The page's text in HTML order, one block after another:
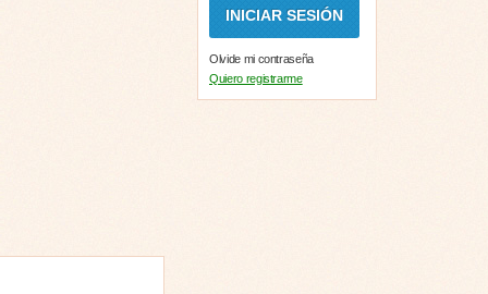
Olvide mi contraseña
Quiero registrarme